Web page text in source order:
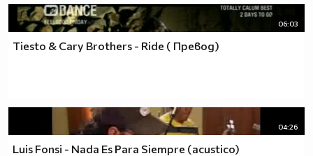
06:03
Tiesto & Cary Brothers - Ride ( Превод)
04:26
Luis Fonsi - Nada Es Para Siempre (acustico)